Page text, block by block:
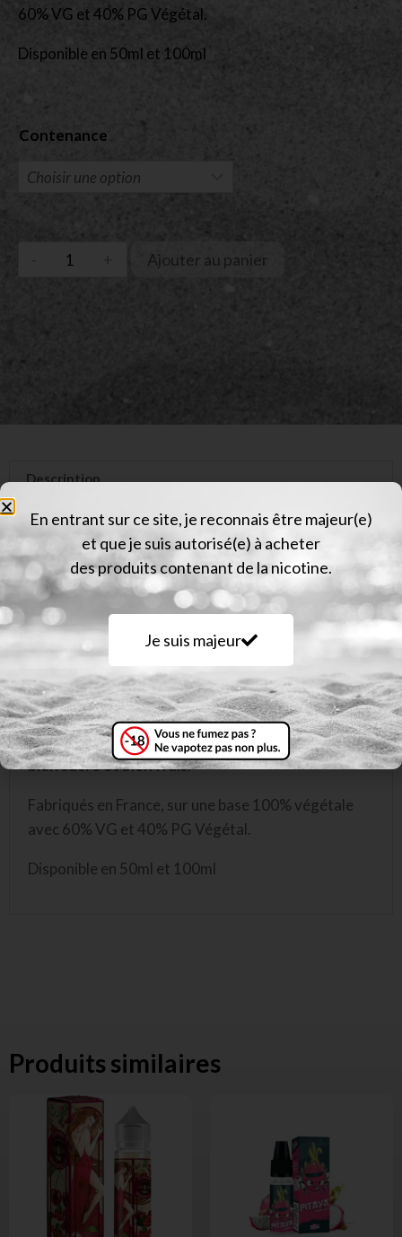
60% VG et 40% PG Végétal.
Disponible en 50ml et 100ml
Contenance
Ajouter au panier
Description
Informations complémentaires
Avis (0)
Description
PALISSANDRE
: Baies de la Forêt – Cassis –
Acérola … et Fraîcheur !
Ces 4 premières recettes de l’Edition CANOPÉE
proposentdes saveurs puissantes au ressenti
bien sucré et bien frais.
Fabriqués en France, sur une base 100% végétale
avec 60% VG et 40% PG Végétal.
Disponible en 50ml et 100ml
Produits similaires
En entrant sur ce site, je reconnais être majeur(e)
et que je suis autorisé(e) à acheter
des produits contenant de la nicotine.
Je suis majeur